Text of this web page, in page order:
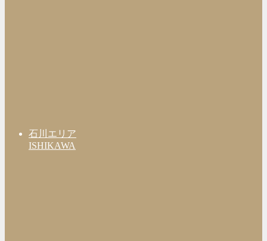
石川エリア
ISHIKAWA